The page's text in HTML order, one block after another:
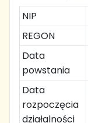
NIP
REGON
Data
powstania
Data
rozpoczęcia
działalności